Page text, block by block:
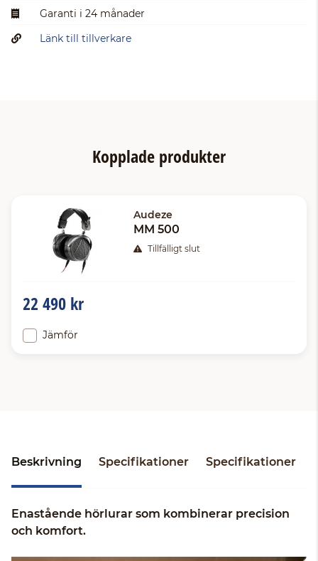
Garanti i 24 månader
Länk till tillverkare
Kopplade produkter
Audeze
MM 500
Tillfälligt slut
22 490 kr
Jämför
Beskrivning Specifikationer Specifikationer
Enastående hörlurar som kombinerar precision
och komfort.